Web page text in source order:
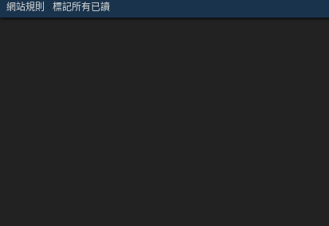
網站規則 · 標記所有已讀